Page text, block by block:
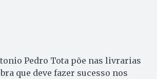
Pedro Tota põe nas livrarias
que deve fazer sucesso nos